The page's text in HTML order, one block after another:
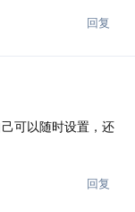
回复
可以随时设置，还
回复